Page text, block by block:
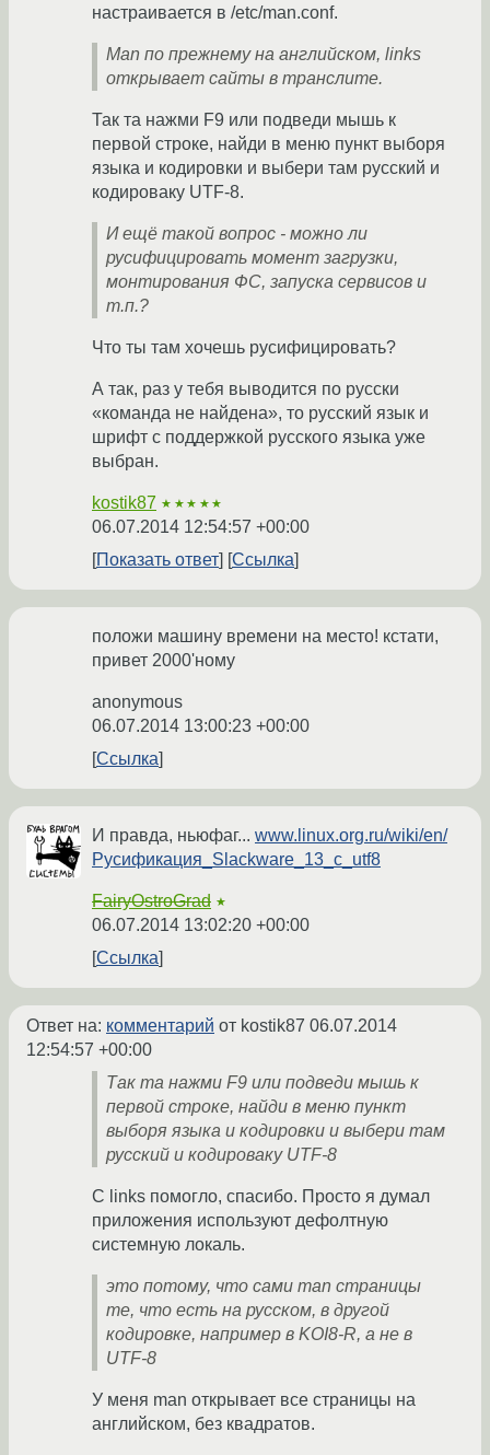
настраивается в /etc/man.conf.
Man по прежнему на английском, links
открывает сайты в транслите.
Так та нажми F9 или подведи мышь к
первой строке, найди в меню пункт выборя
языка и кодировки и выбери там русский и
кодироваку UTF-8.
И ещё такой вопрос - можно ли
русифицировать момент загрузки,
монтирования ФС, запуска сервисов и
т.п.?
Что ты там хочешь русифицировать?
А так, раз у тебя выводится по русски
«команда не найдена», то русский язык и
шрифт с поддержкой русского языка уже
выбран.
kostik87 ★★★★★
06.07.2014 12:54:57 +00:00
Показать ответ
Ссылка
положи машину времени на место! кстати,
привет 2000'ному
anonymous
06.07.2014 13:00:23 +00:00
Ссылка
И правда, ньюфаг... www.linux.org.ru/wiki/en/
Русификация_Slackware_13_c_utf8
FairyOstroGrad ★
06.07.2014 13:02:20 +00:00
Ссылка
Ответ на: комментарий от kostik87 06.07.2014
12:54:57 +00:00
Так та нажми F9 или подведи мышь к
первой строке, найди в меню пункт
выборя языка и кодировки и выбери там
русский и кодироваку UTF-8
C links помогло, спасибо. Просто я думал
приложения используют дефолтную
системную локаль.
это потому, что сами man страницы
те, что есть на русском, в другой
кодировке, например в KOI8-R, а не в
UTF-8
У меня man открывает все страницы на
английском, без квадратов.